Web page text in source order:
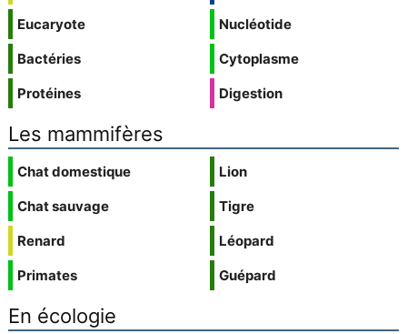
Eucaryote
Bactéries
Protéines
Nucléotide
Cytoplasme
Digestion
Les mammifères
Chat domestique
Chat sauvage
Renard
Primates
Lion
Tigre
Léopard
Guépard
En écologie